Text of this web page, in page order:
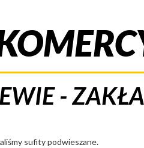
-
sufity podwieszane.